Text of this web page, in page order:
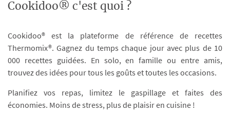
Cookidoo® c'est quoi ?
Cookidoo® est la plateforme de référence de recettes
Thermomix®. Gagnez du temps chaque jour avec plus de 10
000 recettes guidées. En solo, en famille ou entre amis,
trouvez des idées pour tous les goûts et toutes les occasions.
Planifiez vos repas, limitez le gaspillage et faites des
économies. Moins de stress, plus de plaisir en cuisine !